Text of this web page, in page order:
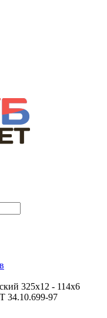
325х12 - 114х6
34.10.699-97